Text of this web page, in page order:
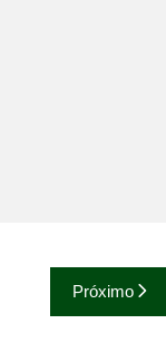
Próximo